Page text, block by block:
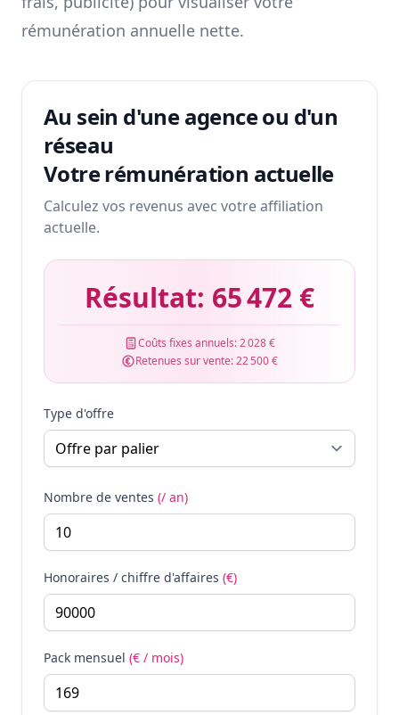
rémunération annuelle nette.
Au sein d'une agence ou d'un
réseau
Votre rémunération actuelle
Calculez vos revenus avec votre affiliation
actuelle.
Résultat: 65 472 €
Coûts fixes annuels:2 028 €
Retenues sur vente:22 500 €
Type d'offre
Nombre de ventes (/ an)
Honoraires / chiffre d'affaires (€)
Pack mensuel (€ / mois)